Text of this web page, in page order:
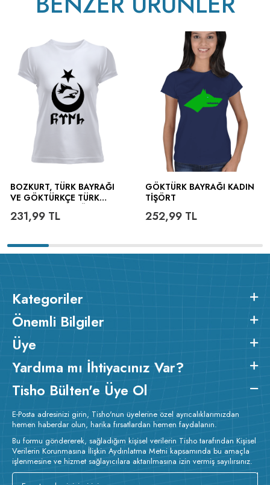
BOZKURT, TÜRK BAYRAĞI
VE GÖKTÜRKÇE TÜRK
231,99 TL
GÖKTÜRK BAYRAĞI KADIN
TIŞÖRT
252,99TL
Kategoriler
Önemli Bilgiler
Üye
Yardıma mı İhtiyacınız Var?
Tisho Bülten'e Üye Ol
E-Posta adresinizi girin, Tisho'nun üyelerine özel ayrıcalıklarımızdan
hemen haberdar olun, harika fırsatlardan hemen faydalanın.
Bu formu göndererek, sağladığım kişisel verilerin Tisho tarafından Kişisel
Verilerin Korunmasına İlişkin Aydınlatma Metni kapsamında bu amaçla
işlenmesine ve hizmet sağlayıcılara aktarılmasına izin vermiş sayılırsınız.